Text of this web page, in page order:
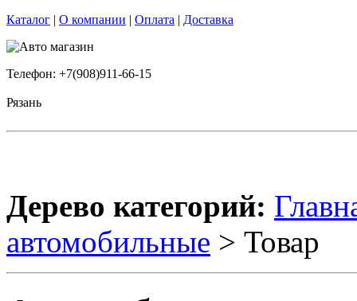
Каталог | О компании | Оплата | Доставка
Телефон: +7(908)911-66-15
Рязань
Дерево категорий:
автомобильные > Товар